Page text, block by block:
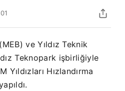
ve Yıldız Teknik
Teknopark işbirliğiyle
Hızlandırma